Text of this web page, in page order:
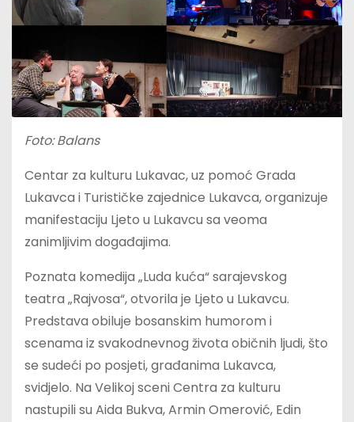
Foto: Balans
Centar za kulturu Lukavac, uz pomoć Grada
Lukavca i Turističke zajednice Lukavca, organizuje
manifestaciju Ljeto u Lukavcu sa veoma
zanimljivim događajima.
Poznata komedija „Luda kuća“ sarajevskog
teatra „Rajvosa“, otvorila je Ljeto u Lukavcu.
Predstava obiluje bosanskim humorom i
scenama iz svakodnevnog života običnih ljudi, što
se sudeći po posjeti, građanima Lukavca,
svidjelo. Na Velikoj sceni Centra za kulturu
nastupili su Aida Bukva, Armin Omerović, Edin